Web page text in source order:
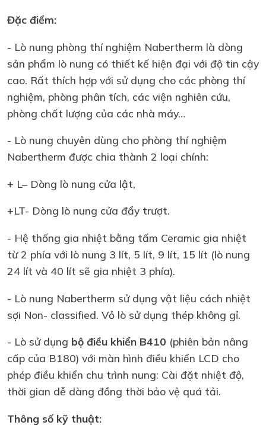
Đặc điểm:
- Lò nung phòng thí nghiệm Nabertherm là dòng
sản phẩm lò nung có thiết kế hiện đại với độ tin cậy
cao. Rất thích hợp với sử dụng cho các phòng thí
nghiệm, phòng phân tích, các viện nghiên cứu,
phòng chất lượng của các nhà máy…
- Lò nung chuyên dùng cho phòng thí nghiệm
Nabertherm được chia thành 2 loại chính:
+ L– Dòng lò nung cửa lật,
+LT- Dòng lò nung cửa đẩy trượt.
- Hệ thống gia nhiệt bằng tấm Ceramic gia nhiệt
từ 2 phía với lò nung 3 lít, 5 lít, 9 lít, 15 lít (lò nung
24 lít và 40 lít sẽ gia nhiệt 3 phía).
- Lò nung Nabertherm sử dụng vật liệu cách nhiệt
sợi Non- classified. Vỏ lò sử dụng thép không gỉ.
- Lò sử dụng bộ điều khiển B410 (phiên bản nâng
cấp của B180) với màn hình điều khiển LCD cho
phép điều khiển chu trình nung: Cài đặt nhiệt độ,
thời gian dễ dàng đồng thời bảo vệ quá tải.
Thông số kỹ thuật: